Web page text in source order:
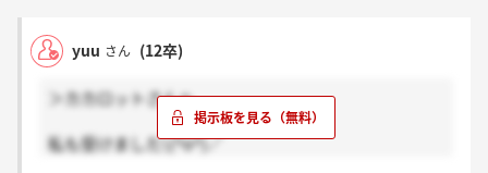
yuu さん (12卒)
＞カカロットさんへ
私も受けました\(^o^)／